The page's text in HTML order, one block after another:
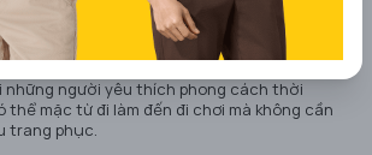
lựa chọn tỉ mỉ, tạo cảm giác mềm mại,
đồng thời dễ dàng phối cùng nhiều kiểu
như chân váy midi, quần tây hay jeans.
những người yêu thích phong cách thời
mặc từ đi làm đến đi chơi mà không cần
trang phục.